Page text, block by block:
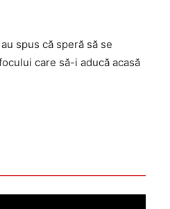
spus că speră să se
care să-i aducă acasă